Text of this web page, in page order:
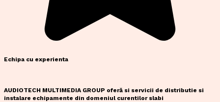
Echipa cu experienta
AUDIOTECH MULTIMEDIA GROUP oferă si servicii de distributie si
instalare echipamente din domeniul curentilor slabi